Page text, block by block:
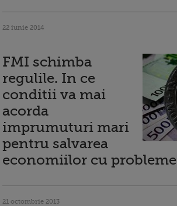
22 iunie 2014
FMI schimba
regulile. In ce
conditii va mai
acorda
imprumuturi mari
pentru salvarea
economiilor cu probleme
21 octombrie 2013